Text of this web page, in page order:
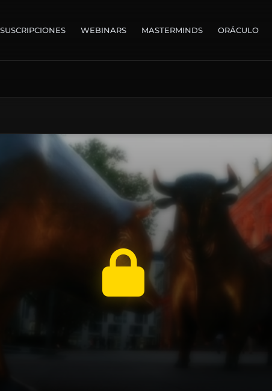
SUSCRIPCIONES WEBINARS MASTERMINDS ORÁCULO